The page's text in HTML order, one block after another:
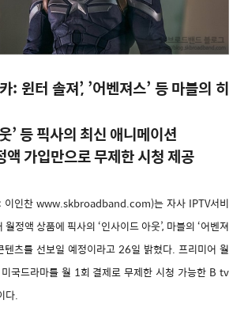
: 윈터 솔져’, ’어벤져스’ 등 마블의 히
’ 등 픽사의 최신 애니메이션
가입만으로 무제한 시청 제공
이인찬 www.skbroadband.com)는 자사 IPTV서비
정액 상품에 픽사의 ‘인사이드 아웃’, 마블의 ‘어벤져
텐츠를 선보일 예정이라고 26일 밝혔다. 프리미어 월
국드라마를 월 1회 결제로 무제한 시청 가능한 B tv
다.